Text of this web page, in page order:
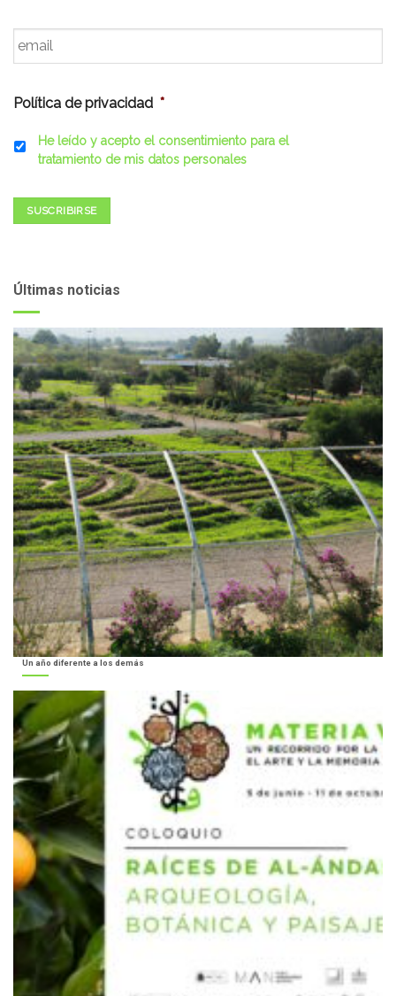
Email *
Política de privacidad *
He leído y acepto el consentimiento para el
tratamiento de mis datos personales
SUSCRIBIRSE
Últimas noticias
Un año diferente a los demás